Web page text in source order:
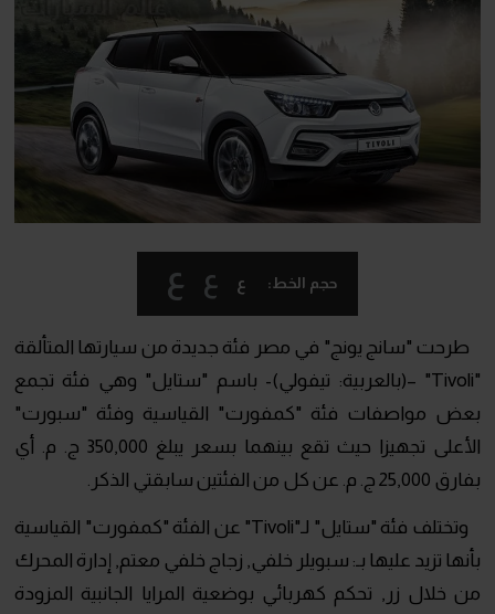
حجم الخط: ع ع ع
طرحت "سانج يونج" في مصر فئة جديدة من سيارتها المتألقة
"Tivoli" –(بالعربية: تيفولي)- باسم "ستايل" وهي فئة تجمع
بعض مواصفات فئة "كمفورت" القياسية وفئة "سبورت"
الأعلى تجهيزا حيث تقع بينهما بسعر يبلغ 350,000 ج. م. أي
بفارق 25,000 ج. م. عن كل من الفئتين سابقتي الذكر.
وتختلف فئة "ستايل" لـ"Tivoli" عن الفئة "كمفورت" القياسية
بأنها تزيد عليها بـ: سبويلر خلفي, زجاج خلفي معتم, إدارة المحرك
من خلال زر, تحكم كهربائي بوضعية المرايا الجانبية المزودة